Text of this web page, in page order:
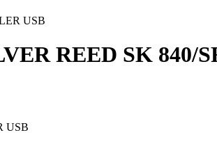
USB
SK 840/